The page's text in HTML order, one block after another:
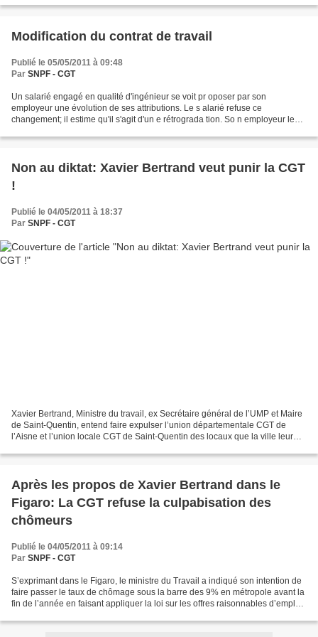
Modification du contrat de travail
Publié le 05/05/2011 à 09:48
Par SNPF - CGT
Un salarié engagé en qualité d'ingénieur se voit pr oposer par son
employeur une évolution de ses attributions. Le s alarié refuse ce
changement; il estime qu'il s'agit d'un e rétrograda tion. So n employeur le
Non au diktat: Xavier Bertrand veut punir la CGT
!
Publié le 04/05/2011 à 18:37
Par SNPF - CGT
Xavier Bertrand, Ministre du travail, ex Secrétaire général de l’UMP et Maire
de Saint-Quentin, entend faire expulser l’union départementale CGT de
l’Aisne et l’union locale CGT de Saint-Quentin des locaux que la ville leur
Après les propos de Xavier Bertrand dans le
Figaro: La CGT refuse la culpabisation des
chômeurs
Publié le 04/05/2011 à 09:14
Par SNPF - CGT
S’exprimant dans le Figaro, le ministre du Travail a indiqué son intention de
faire passer le taux de chômage sous la barre des 9% en métropole avant la
fin de l’année en faisant appliquer la loi sur les offres raisonnables d’emploi